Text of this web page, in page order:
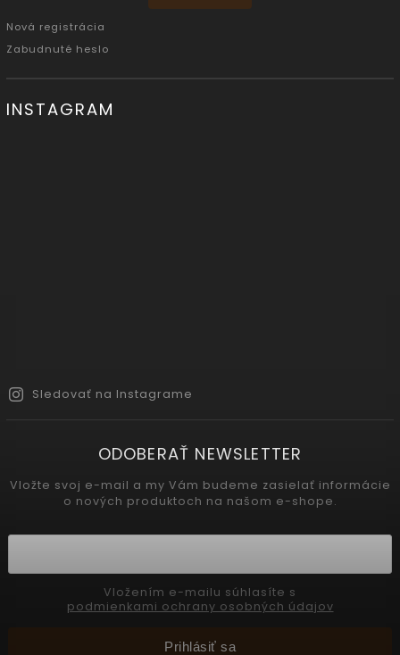
Nová registrácia
Zabudnuté heslo
INSTAGRAM
Sledovať na Instagrame
ODOBERAŤ NEWSLETTER
Vložte svoj e-mail a my Vám budeme zasielať informácie
o nových produktoch na našom e-shope.
podmienkami ochrany osobných údajov
Prihlásiť sa